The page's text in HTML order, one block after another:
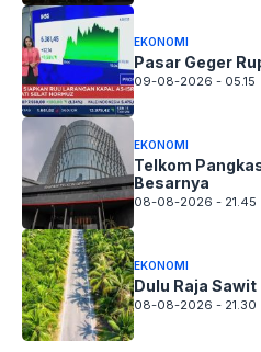
EKONOMI
Pasar Geger
09-08-2026 - 05.15
EKONOMI
Telkom
Besarnya
08-08-2026 - 21.45
EKONOMI
Dulu Raja
08-08-2026 - 21.30